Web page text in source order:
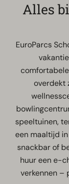
Alles
EuroParcs
overdekt
speeltuinen,
een maaltijd
snackbar of
huur een e-
verkennen –